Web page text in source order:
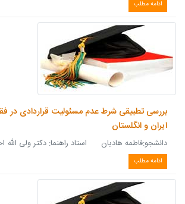
ادامه مطلب
بررسی تطبیقی شرط عدم مسئولیت قراردادی در
ایران و انگلستان
دانشجو:فاطمه هادیان استاد راهنما: دکتر ولی الله
ادامه مطلب